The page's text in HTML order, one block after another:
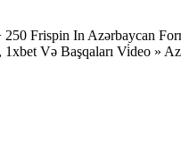
Frispin In Azərbaycan
Və Başqaları Vi̇deo »